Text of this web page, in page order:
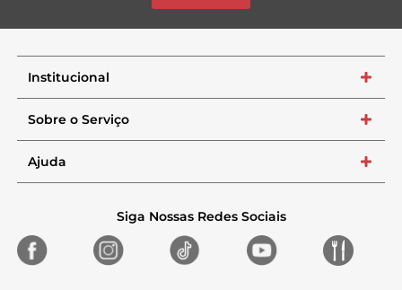
Institucional +
Sobre o Serviço +
Ajuda +
Siga Nossas Redes Sociais